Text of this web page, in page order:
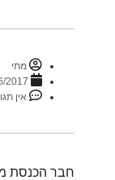
מתי
2017
אין
חבר הכנסת